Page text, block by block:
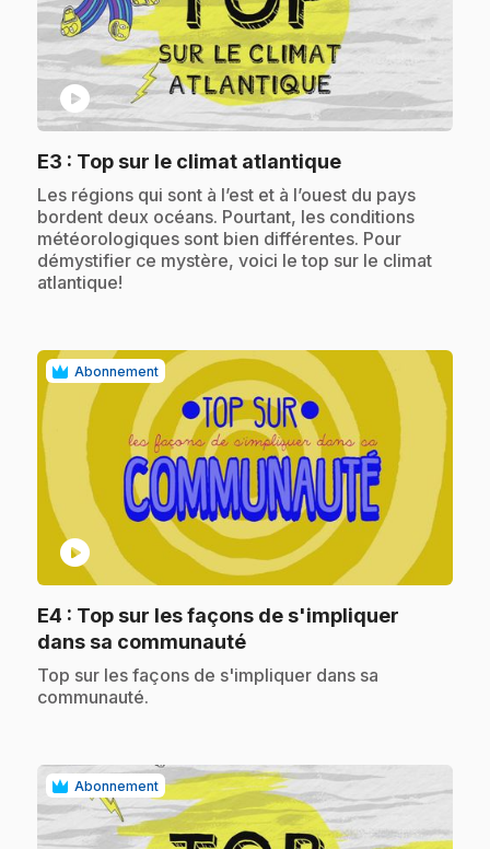
play_circle
E3 : Top sur le climat atlantique.
.Les régions qui sont à l’est et à l’ouest du pays
bordent deux océans. Pourtant, les conditions
météorologiques sont bien différentes. Pour
démystifier ce mystère, voici le top sur le climat
atlantique!
Abonnement
play_circle
E4 : Top sur les façons de s'impliquer
dans sa communauté.
.Top sur les façons de s'impliquer dans sa
communauté.
Abonnement